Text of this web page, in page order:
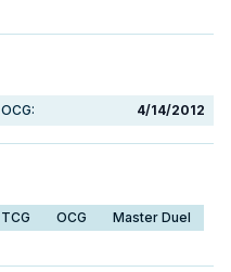
OCG: 4/14/2012
TCG OCG Master Duel